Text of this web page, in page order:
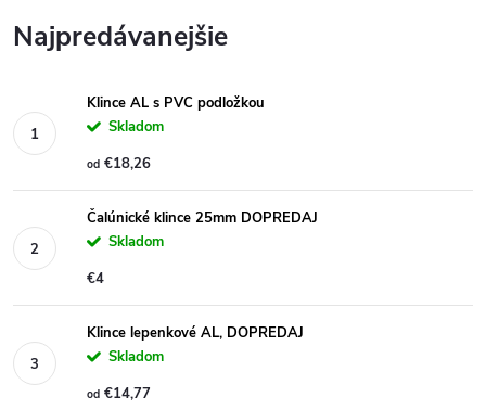
Najpredávanejšie
Klince AL s PVC podložkou
Skladom
od €18,26
Čalúnické klince 25mm DOPREDAJ
Skladom
€4
Klince lepenkové AL, DOPREDAJ
Skladom
od €14,77